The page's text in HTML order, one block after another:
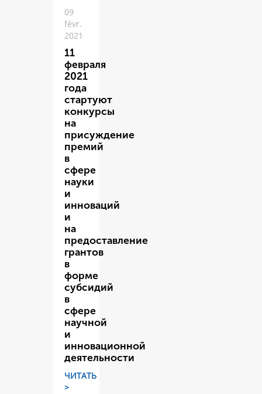
09
févr.
2021
11
февраля
2021
года
стартуют
конкурсы
на
присуждение
премий
в
сфере
науки
и
инноваций
и
на
предоставление
грантов
в
форме
субсидий
в
сфере
научной
и
инновационной
деятельности
ЧИТАТЬ
>